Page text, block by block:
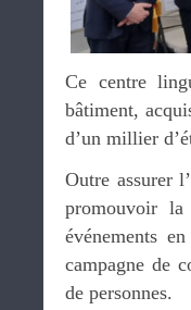
Ce centre
bâtiment,
d’un millier
Outre assurer
promouvoir
événements
campagne de
de personnes.